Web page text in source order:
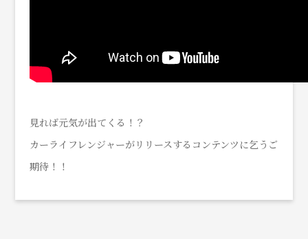
見れば元気が出てくる！？
カーライフレンジャーがリリースするコンテンツに乞うご
期待！！